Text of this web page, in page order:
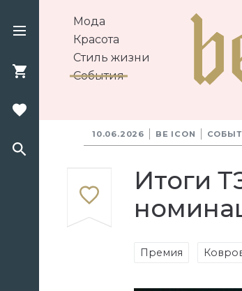
Мода
Красота
Стиль жизни
События
10.06.2026 BE ICON
Итоги
Премия